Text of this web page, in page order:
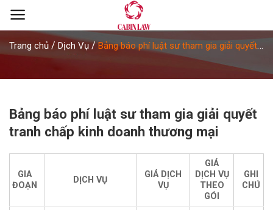
Skip
Trang chủ / Dịch Vụ/Bảng báo phí luật sư tham gia giải quyết
tranh chấp kinh doanh thương mại
Bảng báo phí luật sư tham gia giải quyết
tranh chấp kinh doanh thương mại
GIA
ĐOẠN
DỊCH VỤ
GIÁ DỊCH
VỤ
GIÁ
DỊCH VỤ
THEO
GÓI
GHI
CHÚ